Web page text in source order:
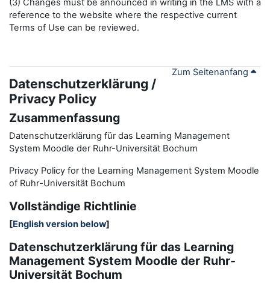
(3) Changes must be announced in writing in the LMS with a
reference to the website where the respective current
Terms of Use can be reviewed.
Zum Seitenanfang
Datenschutzerklärung /
Privacy Policy
Zusammenfassung
Datenschutzerklärung für das Learning Management
System Moodle der Ruhr-Universität Bochum
Privacy Policy for the Learning Management System Moodle
of Ruhr-Universität Bochum
Vollständige Richtlinie
[English version below]
Datenschutzerklärung für das Learning
Management System Moodle der Ruhr-
Universität Bochum